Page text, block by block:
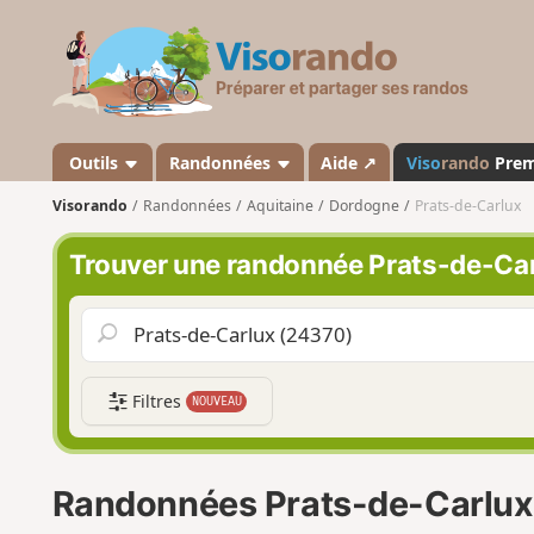
s
a
n
d
o
Outils Randonnées Aide ↗ Visorando
Visorando Randonnées Aquitaine Dordogne Prats-de-Carlux
Trouver une randonnée Prats-de-
Filtres NOUVEAU
Randonnées Prats-de-Carlux